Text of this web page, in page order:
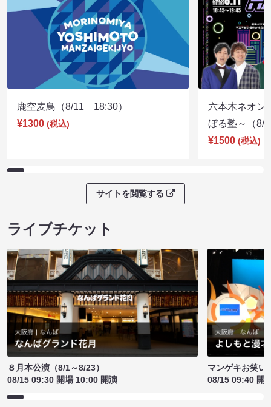
鹿空麦鳥（8/11 18:30）
¥1300 (税込)
六本木ネオン
ぼる塾～（
¥1500 (税込)
サイトを閲覧する
ライブチケット
８月本公演（8/1～8/23）
08/15 09:30 開場 10:00 開演
マンゲキお笑い
08/15 09:40 開